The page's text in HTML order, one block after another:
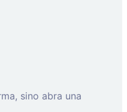
sino abra una